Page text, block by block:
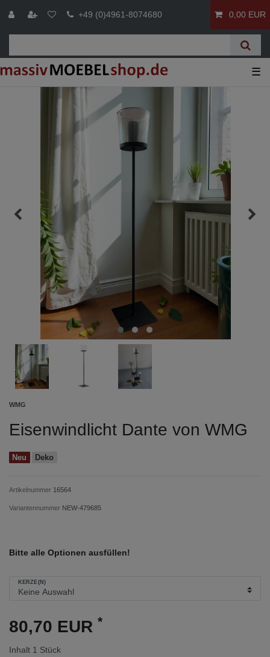
+49 (0)4961-8074680 0,00 EUR
☰
WMG
Eisenwindlicht Dante von WMG
Neu Deko
Artikelnummer 16564
Variantennummer NEW-479685
Bitte alle Optionen ausfüllen!
KERZE(N)
80,70 EUR *
Inhalt 1 Stück